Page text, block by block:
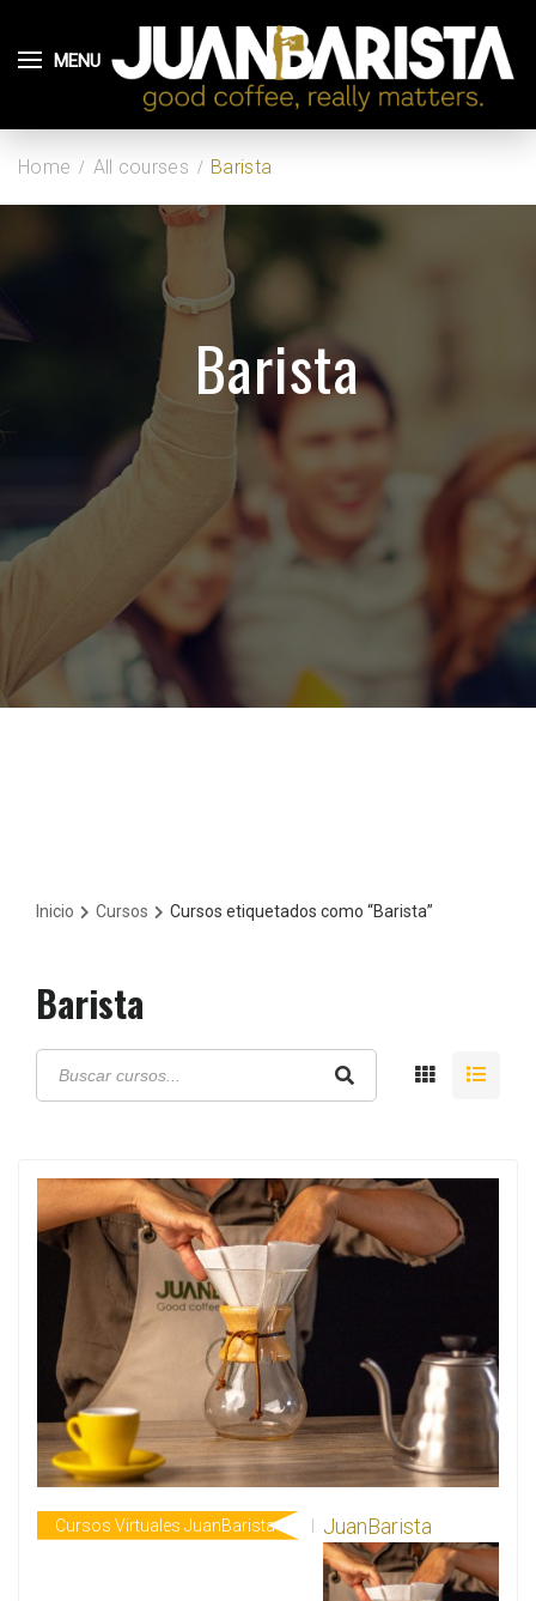
MENU
Home All courses Barista
Barista
Inicio Cursos Cursos etiquetados como “Barista”
Barista
Cursos Virtuales JuanBarista JuanBarista